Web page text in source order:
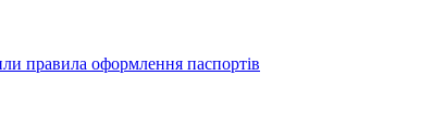
правила оформлення паспортів